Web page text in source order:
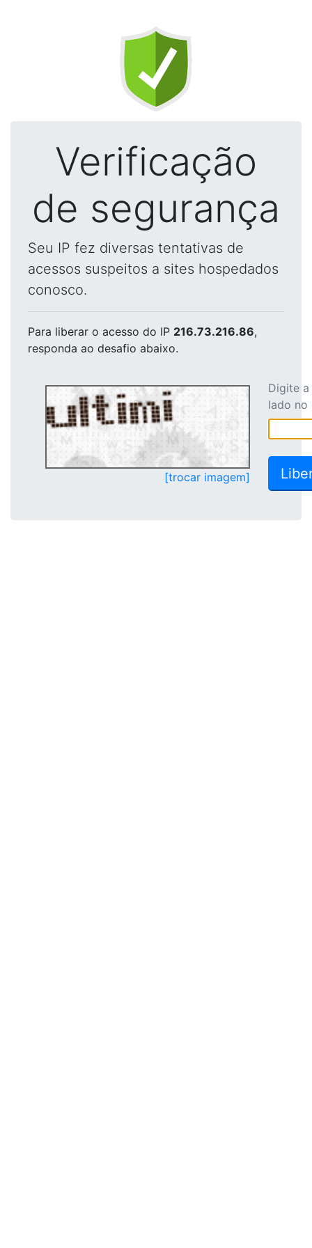
Verificação
de segurança
Seu IP fez diversas tentativas de
acessos suspeitos a sites hospedados
conosco.
Para liberar o acesso do IP 216.73.216.86,
responda ao desafio abaixo.
[trocar imagem]
Digite
lado no